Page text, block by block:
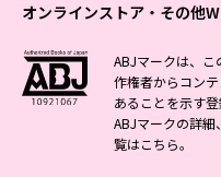
Vジャンプ
最強ジャンプ
少年ジャンプ+
ジャンプTOON
ZEBRACK
S-MANGA
集英社ジャンプリミックス
少女マンガ
ZEBRACK
S-MANGA
集英社コミック文庫
女性マンガ
ジャンプTOON
BAILA
MAQUIA
芸能・情報・スポーツ
週プレNEWS
週プレ グラジャパ!
文芸・文庫・総合
小説すばる
集英社 文芸ステーション
web 集英社文庫
学芸・ノンフィクション
1日5分で、明日は変わる
集英社学芸部 - 学芸・ノ
集英社ビジネス書
ライトノベル・ノベライズ
集英社オレンジ文庫
オンラインストア・その他
オンラインストア
OTO
SHUEISHA MANGA-ART
ジャンプキャラクターズス
その他WEBサービス
集英社アドナビ
ABJマークは、
作権者からコン
あることを示す
ABJマークの詳
覧はこちら。